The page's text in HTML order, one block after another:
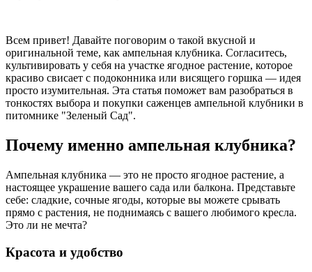
Всем привет! Давайте поговорим о такой вкусной и
оригинальной теме, как ампельная клубника. Согласитесь,
культивировать у себя на участке ягодное растение, которое
красиво свисает с подоконника или висящего горшка — идея
просто изумительная. Эта статья поможет вам разобраться в
тонкостях выбора и покупки саженцев ампельной клубники в
питомнике "Зеленый Сад".
Почему именно ампельная клубника?
Ампельная клубника — это не просто ягодное растение, а
настоящее украшение вашего сада или балкона. Представьте
себе: сладкие, сочные ягоды, которые вы можете срывать
прямо с растения, не поднимаясь с вашего любимого кресла.
Это ли не мечта?
Красота и удобство